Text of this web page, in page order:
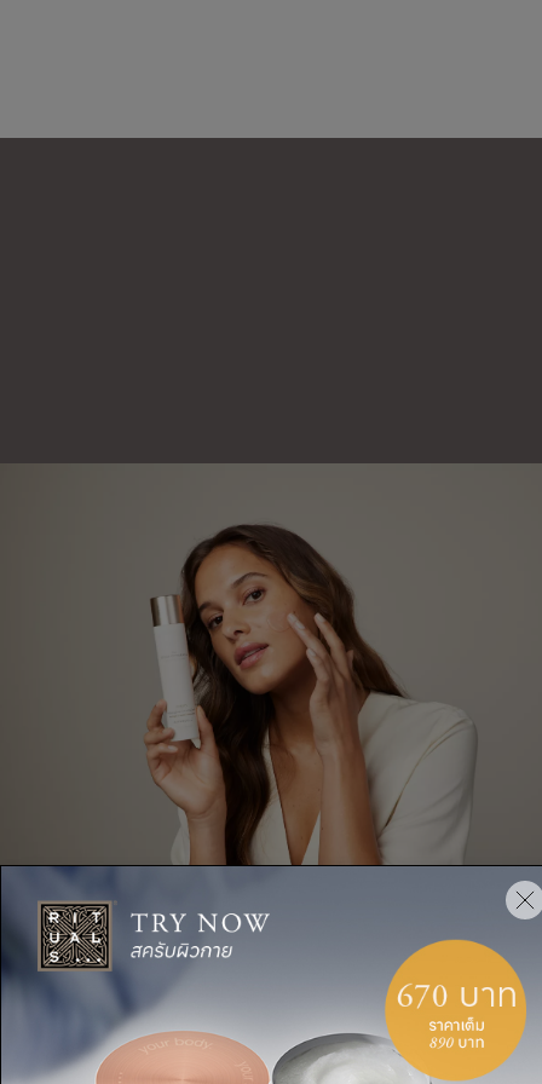
วิธีใช้